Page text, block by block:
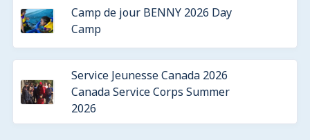
Camp de jour BENNY 2026 Day
Camp
Service Jeunesse Canada 2026
Canada Service Corps Summer
2026